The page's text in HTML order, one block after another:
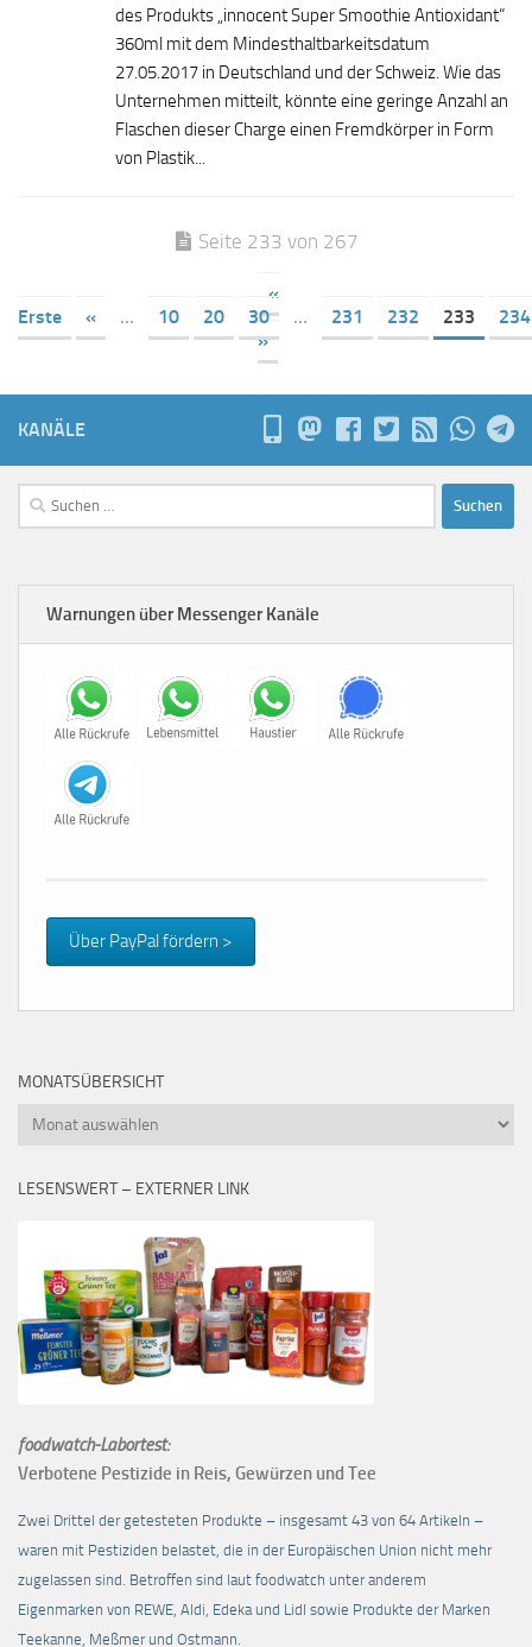
des Produkts „innocent Super Smoothie Antioxidant“
360ml mit dem Mindesthaltbarkeitsdatum
27.05.2017 in Deutschland und der Schweiz. Wie das
Unternehmen mitteilt, könnte eine geringe Anzahl an
Flaschen dieser Charge einen Fremdkörper in Form
von Plastik...
Seite 233 von 267
«
Erste
« ... 10 20 30 ... 231 232 233
234
»
KANÄLE
Suchen
nach:
Warnungen über Messenger Kanäle
Über PayPal fördern >
MONATSÜBERSICHT
Monatsübersicht
LESENSWERT – EXTERNER LINK
foodwatch-Labortest:
Verbotene Pestizide in Reis, Gewürzen und Tee
Zwei Drittel der getesteten Produkte – insgesamt 43 von 64 Artikeln –
waren mit Pestiziden belastet, die in der Europäischen Union nicht mehr
zugelassen sind. Betroffen sind laut foodwatch unter anderem
Eigenmarken von REWE, Aldi, Edeka und Lidl sowie Produkte der Marken
Teekanne, Meßmer und Ostmann.